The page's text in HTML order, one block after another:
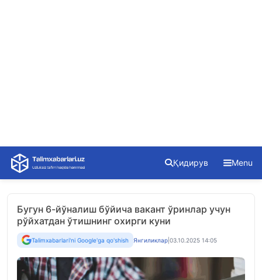
Skip
content
Қидирув Menu
Бугун 6-йўналиш бўйича вакант ўринлар учун
рўйхатдан ўтишнинг охирги куни
Talimxabarlari'ni Google'ga qo'shish Янгиликлар 03.10.2025 14:05